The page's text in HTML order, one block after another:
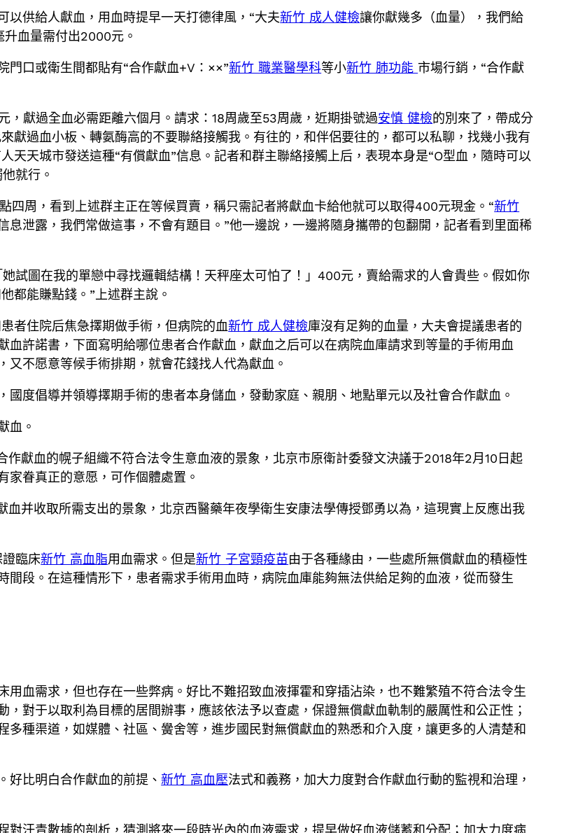
以供給人獻血，用血時提早一天打德律風，“大夫新竹 成人健檢讓你獻幾多（血量），我們給
血量需付出2000元。
門口或衛生間都貼有“合作獻血+V：××”新竹 職業醫學科等小新竹 肺功能 市場行銷，“合作獻
獻過全血必需距離六個月。請求：18周歲至53周歲，近期掛號過安慎 健檢的別來了，帶成分
獻過血小板、轉氨酶高的不要聯絡接觸我。有往的，和伴侶要往的，都可以私聊，找幾小我有
天天城市發送這種“有償獻血”信息。記者和群主聯絡接觸上后，表現本身是“O型血，隨時可以
就行。
四周，看到上述群主正在等候買賣，稱只需記者將獻血卡給他就可以取得400元現金。“新竹
息泄露，我們常做這事，不會有題目。”他一邊說，一邊將隨身攜帶的包翻開，記者看到里面稀
試圖在我的單戀中尋找邏輯結構！天秤座太可怕了！」400元，賣給需求的人會貴些。假如你
都能賺點錢。”上述群主說。
者住院后焦急擇期做手術，但病院的血新竹 成人健檢庫沒有足夠的血量，大夫會提議患者的
許諾書，下面寫明給哪位患者合作獻血，獻血之后可以在病院血庫請求到等量的手術用血
不愿意等候手術排期，就會花錢找人代為獻血。
度倡導并領導擇期手術的患者本身儲血，發動家庭、親朋、地點單元以及社會合作獻血。
血。
作獻血的幌子組織不符合法令生意血液的景象，北京市原衛計委發文決議于2018年2月10日起
家眷真正的意愿，可作個體處置。
血并收取所需支出的景象，北京西醫藥年夜學衛生安康法學傳授鄧勇以為，這現實上反應出我
臨床新竹 高血脂用血需求。但是新竹 子宮頸疫苗由于各種緣由，一些處所無償獻血的積極性
段。在這種情形下，患者需求手術用血時，病院血庫能夠無法供給足夠的血液，從而發生
用血需求，但也存在一些弊病。好比不難招致血液揮霍和穿插沾染，也不難繁殖不符合法令生
對于以取利為目標的居間辦事，應該依法予以查處，保證無償獻血軌制的嚴厲性和公正性；
種渠道，如媒體、社區、黌舍等，進步國民對無償獻血的熟悉和介入度，讓更多的人清楚和
好比明白合作獻血的前提、新竹 高血壓法式和義務，加大力度對合作獻血行動的監視和治理，
對汗青數據的剖析，猜測將來一段時光內的血液需求，提早做好血液儲蓄和分配；加大力度病